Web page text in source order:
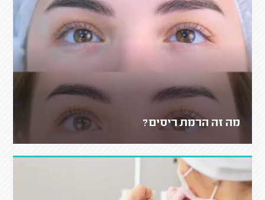
מה זה הרמת ריסים?